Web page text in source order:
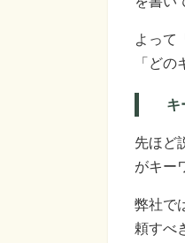
よって
「ど
キ
先ほど
がキー
弊社で
頼すべ